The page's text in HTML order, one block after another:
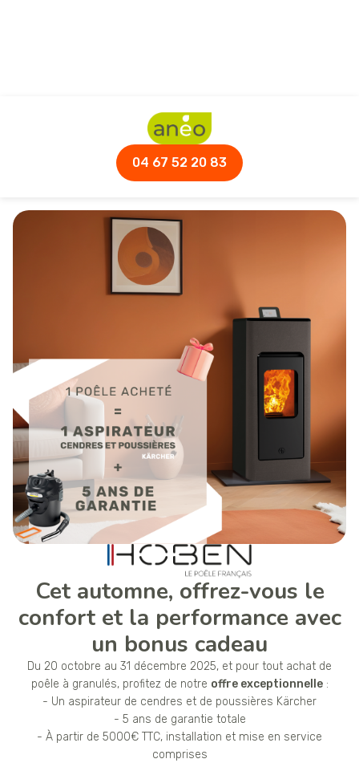
04 67 52 20 83
Cet automne, offrez-vous le
confort et la performance avec
un bonus cadeau
Du 20 octobre au 31 décembre 2025, et pour tout achat de
poêle à granulés, profitez de notre offre exceptionnelle:
- Un aspirateur de cendres et de poussières Kärcher
- 5 ans de garantie totale
- À partir de 5000€ TTC, installation et mise en service
comprises